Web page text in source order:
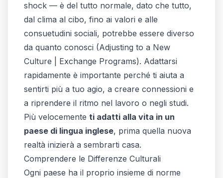
shock — è del tutto normale, dato che tutto,
dal clima al cibo, fino ai valori e alle
consuetudini sociali, potrebbe essere diverso
da quanto conosci (Adjusting to a New
Culture | Exchange Programs). Adattarsi
rapidamente è importante perché ti aiuta a
sentirti più a tuo agio, a creare connessioni e
a riprendere il ritmo nel lavoro o negli studi.
Più velocemente ti adatti alla vita in un
paese di lingua inglese, prima quella nuova
realtà inizierà a sembrarti casa.
Comprendere le Differenze Culturali
Ogni paese ha il proprio insieme di norme